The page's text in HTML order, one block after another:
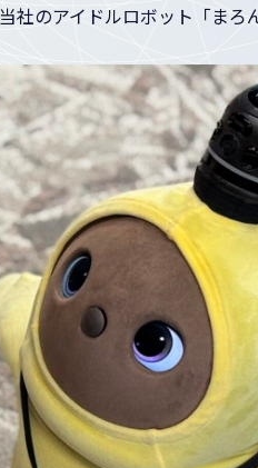
のアイドルロボット「まろ